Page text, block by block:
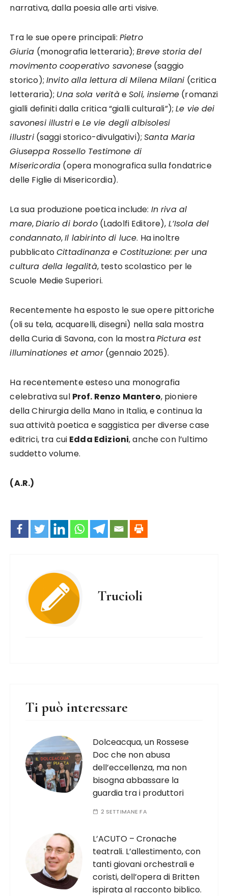
narrativa, dalla poesia alle arti visive.
Tra le sue opere principali: Pietro
Giuria (monografia letteraria);Breve storia del
movimento cooperativo savonese(saggio
storico); Invito alla lettura di Milena Milani (critica
letteraria); Una sola veritàeSoli, insieme (romanzi
gialli definiti dalla critica “gialli culturali”);Le vie dei
savonesi illustrie Le vie degli albisolesi
illustri(saggi storico-divulgativi);Santa Maria
Giuseppa Rossello Testimone di
Misericordia (opera monografica sulla fondatrice
delle Figlie di Misericordia).
La sua produzione poetica include: In riva al
mare,Diario di bordo(Ladolfi Editore), L’Isola del
condannato,Il labirinto di luce. Ha inoltre
pubblicatoCittadinanza e Costituzione: per una
cultura della legalità, testo scolastico per le
Scuole Medie Superiori.
Recentemente ha esposto le sue opere pittoriche
(oli su tela, acquarelli, disegni) nella sala mostra
della Curia di Savona, con la mostraPictura est
illuminationes et amor(gennaio 2025).
Ha recentemente esteso una monografia
celebrativa sul Prof. Renzo Mantero, pioniere
della Chirurgia della Mano in Italia, e continua la
sua attività poetica e saggistica per diverse case
editrici, tra cui Edda Edizioni, anche con l’ultimo
suddetto volume.
(A.R.)
Trucioli
Ti può interessare
Dolceacqua, un Rossese
Doc che non abusa
dell’eccellenza, ma non
bisogna abbassare la
guardia tra i produttori
2 SETTIMANE FA
L’ACUTO – Cronache
teatrali. L’allestimento, con
tanti giovani orchestrali e
coristi, dell’opera di Britten
ispirata al racconto biblico.